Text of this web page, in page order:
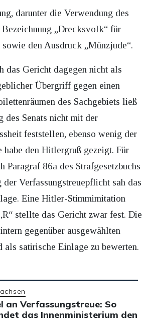
darunter die Verwendung des
„Drecksvolk“ für
den Ausdruck „Münzjude“.
das Gericht dagegen nicht als
Übergriff gegen einen
des Sachgebiets ließ
des Senats nicht mit der
feststellen, ebenso wenig der
habe den Hitlergruß gezeigt. Für
Paragraf 86a des Strafgesetzbuchs
Verfassungstreuepflicht sah das
Eine Hitler-Stimmimitation
stellte das Gericht zwar fest. Die
gegenüber ausgewählten
satirische Einlage zu bewerten.
an Verfassungstreue: So
das Innenministerium den